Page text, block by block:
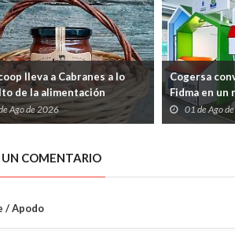
lleva a Cabranes a lo
de la alimentación
española
Ago de 2026
Cogersa
Fidma en
de los
su reciclaje
01 de Ago
UN COMENTARIO
/ Apodo